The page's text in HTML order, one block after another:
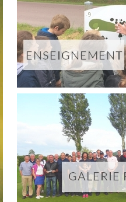
Partenaires
Hébergement
Tarifs
Abonnements
Journée
Enseignement
Compétitions
Compétitions 2026